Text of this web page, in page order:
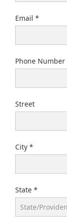
Email
Phone Number
Street
City
State